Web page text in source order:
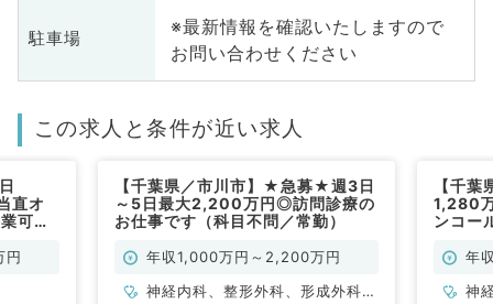
駐車場
※最新情報を確認いたしますので
お問い合わせください
この求人と条件が近い求人
直オ
可◎
円
【千葉県／市川市】★急募★週3日
～5日最大2,200万円◎訪問診療の
お仕事です（科目不問／常勤）
年収1,000万円～2,200万円
神経内科、整形外科、形成外科、
【千
1,280
ンコー
（神経
年
神